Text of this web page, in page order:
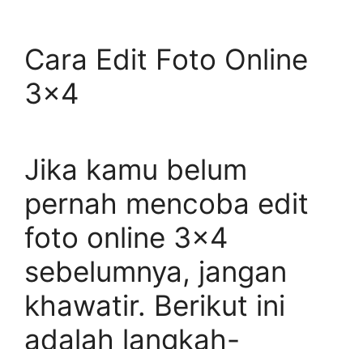
Cara Edit Foto Online
3×4
Jika kamu belum
pernah mencoba edit
foto online 3×4
sebelumnya, jangan
khawatir. Berikut ini
adalah langkah-